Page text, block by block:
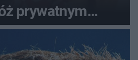
prywatnym
to dopiero
początek!